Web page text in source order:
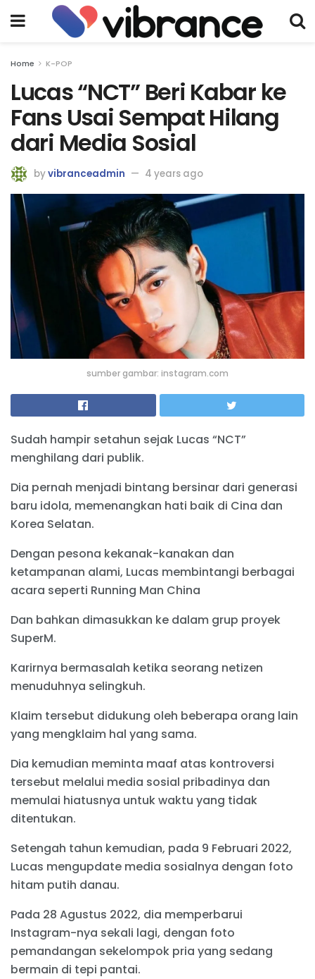
Home K-POP
Lucas “NCT” Beri Kabar ke
Fans Usai Sempat Hilang
dari Media Sosial
byvibranceadmin 4 years ago
sumber gambar: instagram.com
Sudah hampir setahun sejak Lucas “NCT”
menghilang dari publik.
Dia pernah menjadi bintang bersinar dari generasi
baru idola, memenangkan hati baik di Cina dan
Korea Selatan.
Dengan pesona kekanak-kanakan dan
ketampanan alami, Lucas membintangi berbagai
acara seperti Running Man China
Dan bahkan dimasukkan ke dalam grup proyek
SuperM.
Karirnya bermasalah ketika seorang netizen
menuduhnya selingkuh.
Klaim tersebut didukung oleh beberapa orang lain
yang mengklaim hal yang sama.
Dia kemudian meminta maaf atas kontroversi
tersebut melalui media sosial pribadinya dan
memulai hiatusnya untuk waktu yang tidak
ditentukan.
Setengah tahun kemudian, pada 9 Februari 2022,
Lucas mengupdate media sosialnya dengan foto
hitam putih danau.
Pada 28 Agustus 2022, dia memperbarui
Instagram-nya sekali lagi, dengan foto
pemandangan sekelompok pria yang sedang
bermain di tepi pantai.